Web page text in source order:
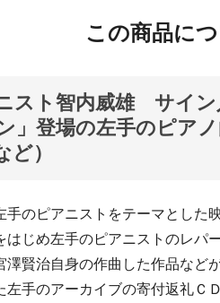
この商品に
スト智内威雄 サイ
」登場の左手のピア
ど）
手のピアニストをテーマとした
はじめ左手のピアニストのレパ
澤賢治自身の作曲した作品など
手のアーカイブの寄付返礼ＣＤ